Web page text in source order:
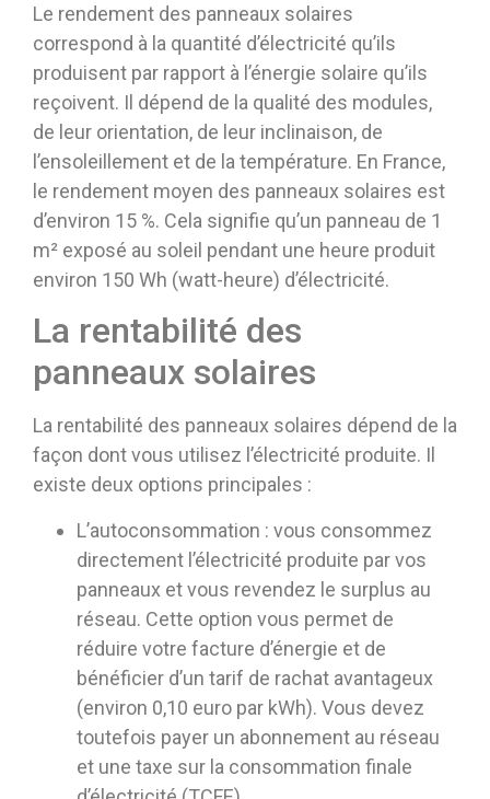
Le rendement des panneaux solaires
correspond à la quantité d’électricité qu’ils
produisent par rapport à l’énergie solaire qu’ils
reçoivent. Il dépend de la qualité des modules,
de leur orientation, de leur inclinaison, de
l’ensoleillement et de la température. En France,
le rendement moyen des panneaux solaires est
d’environ 15 %. Cela signifie qu’un panneau de 1
m² exposé au soleil pendant une heure produit
environ 150 Wh (watt-heure) d’électricité.
La rentabilité des
panneaux solaires
La rentabilité des panneaux solaires dépend de la
façon dont vous utilisez l’électricité produite. Il
existe deux options principales :
L’autoconsommation : vous consommez
directement l’électricité produite par vos
panneaux et vous revendez le surplus au
réseau. Cette option vous permet de
réduire votre facture d’énergie et de
bénéficier d’un tarif de rachat avantageux
(environ 0,10 euro par kWh). Vous devez
toutefois payer un abonnement au réseau
et une taxe sur la consommation finale